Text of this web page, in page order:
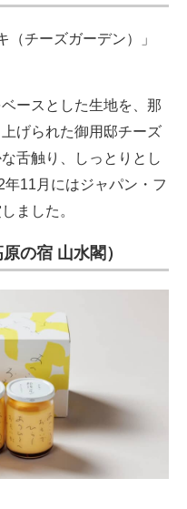
チーズガーデン）」
ースとした生地を、那
げられた御用邸チーズ
舌触り、しっとりとし
11月にはジャパン・フ
ました。
の宿 山水閣）